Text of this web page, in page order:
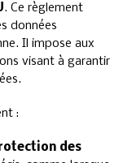
. Ce règlement
données
Il impose aux
visant à garantir
:
des